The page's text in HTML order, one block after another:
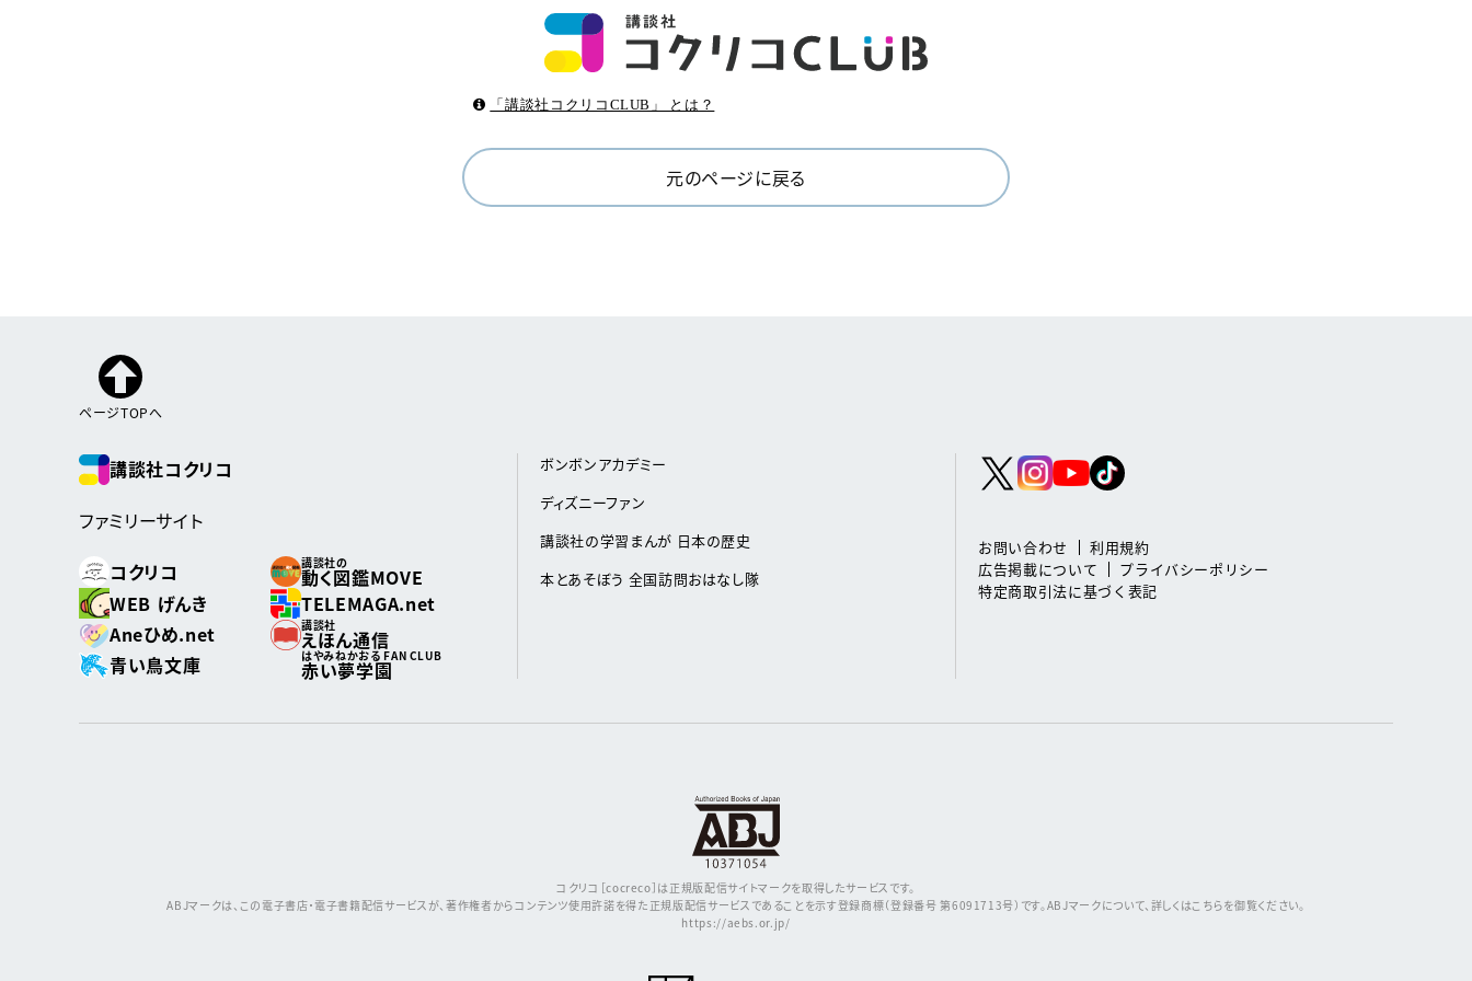
「講談社コクリコCLUB」 とは？
元のページに戻る
ページTOPへ
講談社コクリコ
ファミリーサイト
コクリコ
講談社の
動く図鑑MOVE
WEB げんき
TELEMAGA.net
Aneひめ.net
講談社
えほん通信
青い鳥文庫
はやみねかおる FAN CLUB
赤い夢学園
ボンボンアカデミー
ディズニーファン
講談社の学習まんが 日本の歴史
本とあそぼう 全国訪問おはなし隊
お問い合わせ
利用規約
広告掲載について
プライバシーポリシー
特定商取引法に基づく表記
コクリコ［cocreco］は正規版配信サイトマークを取得したサービスです。
ABJマークは、この電子書店・電子書籍配信サービスが、著作権者からコンテンツ使用許諾を得た正規版配信サービスであることを示す登録商標（登録番号 第6091713号）です。ABJマークについて、詳しくはこちらを御覧ください。
https://aebs.or.jp/